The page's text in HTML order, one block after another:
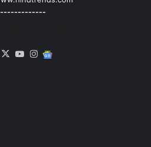
Facebook
X YouTubeInstagram